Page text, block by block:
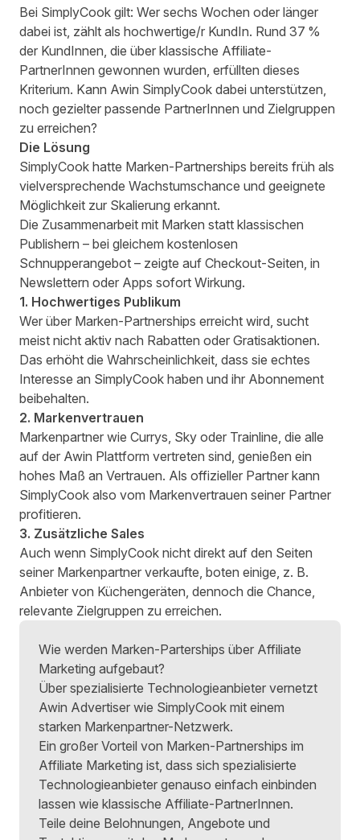
Bei SimplyCook gilt: Wer sechs Wochen oder länger
dabei ist, zählt als hochwertige/r KundIn. Rund 37 %
der KundInnen, die über klassische Affiliate-
PartnerInnen gewonnen wurden, erfüllten dieses
Kriterium. Kann Awin SimplyCook dabei unterstützen,
noch gezielter passende PartnerInnen und Zielgruppen
zu erreichen?
Die Lösung
SimplyCook hatte Marken-Partnerships bereits früh als
vielversprechende Wachstumschance und geeignete
Möglichkeit zur Skalierung erkannt.
Die Zusammenarbeit mit Marken statt klassischen
Publishern – bei gleichem kostenlosen
Schnupperangebot – zeigte auf Checkout-Seiten, in
Newslettern oder Apps sofort Wirkung.
1. Hochwertiges Publikum
Wer über Marken-Partnerships erreicht wird, sucht
meist nicht aktiv nach Rabatten oder Gratisaktionen.
Das erhöht die Wahrscheinlichkeit, dass sie echtes
Interesse an SimplyCook haben und ihr Abonnement
beibehalten.
2. Markenvertrauen
Markenpartner wie Currys, Sky oder Trainline, die alle
auf der Awin Plattform vertreten sind, genießen ein
hohes Maß an Vertrauen. Als offizieller Partner kann
SimplyCook also vom Markenvertrauen seiner Partner
profitieren.
3. Zusätzliche Sales
Auch wenn SimplyCook nicht direkt auf den Seiten
seiner Markenpartner verkaufte, boten einige, z. B.
Anbieter von Küchengeräten, dennoch die Chance,
relevante Zielgruppen zu erreichen.
Wie werden Marken-Parterships über Affiliate
Marketing aufgebaut?
Über spezialisierte Technologieanbieter vernetzt
Awin Advertiser wie SimplyCook mit einem
starken Markenpartner-Netzwerk.
Ein großer Vorteil von Marken-Partnerships im
Affiliate Marketing ist, dass sich spezialisierte
Technologieanbieter genauso einfach einbinden
lassen wie klassische Affiliate-PartnerInnen.
Teile deine Belohnungen, Angebote und